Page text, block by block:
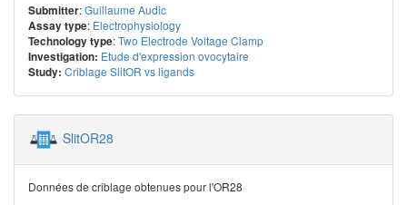
Submitter:Guillaume Audic
Assay type: Electrophysiology
Technology type:Two Electrode Voltage Clamp
Investigation: Etude d'expression ovocytaire
Study: Criblage SlitOR vs ligands
SlitOR28
Données de criblage obtenues pour l'OR28